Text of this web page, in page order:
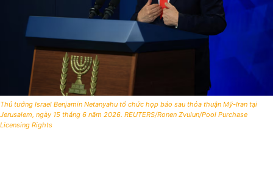
Thủ tướng Israel Benjamin Netanyahu tổ chức họp báo sau thỏa thuận Mỹ-Iran tại
Jerusalem, ngày 15 tháng 6 năm 2026. REUTERS/Ronen Zvulun/Pool Purchase
Licensing Rights